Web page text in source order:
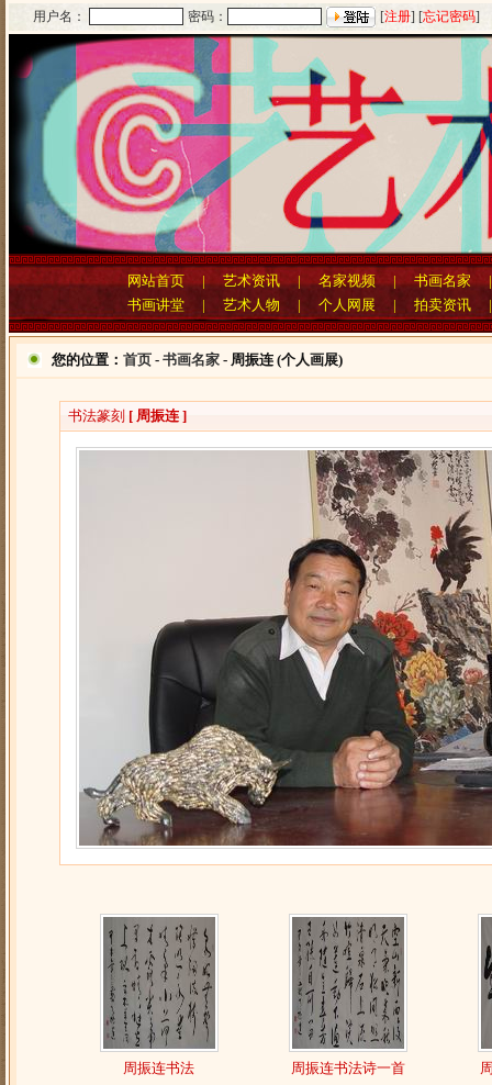
用户名： 密码： [注册] [忘记密码]
网站首页 |艺术资讯 |名家视频 |书画名家
书画讲堂
| 艺术人物 | 个人网展 | 拍卖资讯
您的位置： 首页 - 书画名家 - 周振连 (个人画展)
书法篆刻 [ 周振连 ]
周振连书法 周振连书法诗一首